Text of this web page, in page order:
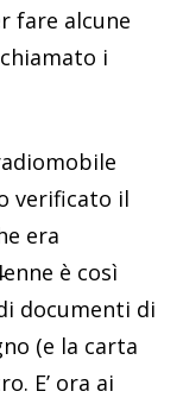
fare alcune
i
verificato il
era
è così
documenti di
(e la carta
E’ ora ai